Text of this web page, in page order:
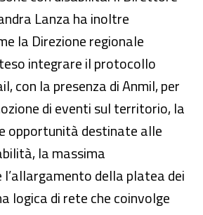
Lanza ha inoltre
la Direzione regionale
integrare il protocollo
con la presenza di Anmil, per
di eventi sul territorio, la
opportunità destinate alle
la massima
della platea dei
logica di rete che coinvolge